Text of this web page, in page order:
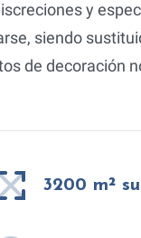
y
siendo
de decoración
3200 m²